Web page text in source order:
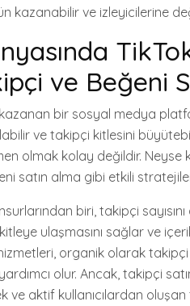
kazanabilir ve izleyicilerine
ve Beğeni
bir sosyal medya
ve takipçi kitlesini
olmak kolay değildir. Neyse
satın alma gibi etkili
biri, takipçi
ulaşmasını sağlar ve
organik olarak
olur. Ancak, takipçi
ve aktif kullanıcılardan